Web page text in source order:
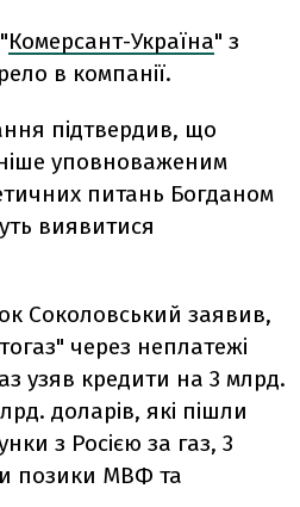
Комерсант-Україна" з
в компанії.
підтвердив, що
уповноваженим
питань Богданом
виявитися
Соколовський заявив,
через неплатежі
узяв кредити на 3 млрд.
доларів, які пішли
з Росією за газ, 3
позики МВФ та